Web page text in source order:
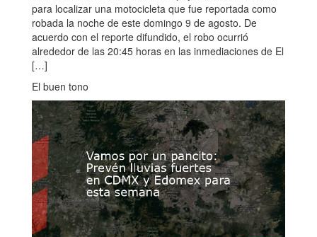
para localizar una motocicleta que fue reportada como
robada la noche de este domingo 9 de agosto. De
acuerdo con el reporte difundido, el robo ocurrió
alrededor de las 20:45 horas en las inmediaciones de El
[…]
El buen tono